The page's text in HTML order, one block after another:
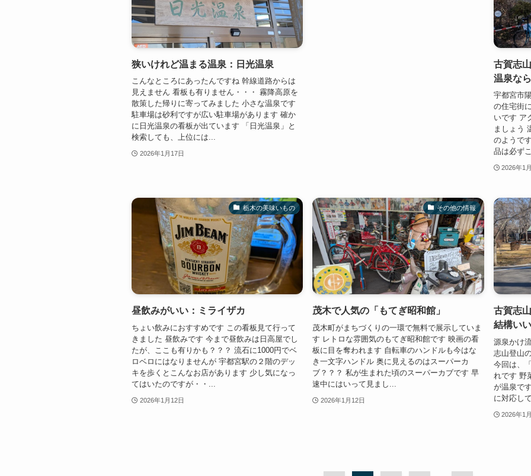
狭いけれど温まる温泉：日光温泉
こんなところにあったんですね 幹線道路からは
見えません 看板も有りません・・・ 霧降高原を
散策した帰りに寄ってみました 小さな温泉です
駐車場は砂利ですが広い駐車場があります 確か
に日光温泉の看板が出ています 「日光温泉」と
検索しても、上位には...
2026年1月17日
古賀志
温泉な
宇都宮市
の住宅街
いです ア
ましょう
のようで
品は必ず
2026年1
栃木の美味いもの
昼飲みがいい：ミライザカ
ちょい飲みにおすすめです この看板見て行って
きました 昼飲みです 今まで昼飲みは日高屋でし
たが、ここも有りかも？？？ 流石に1000円でベ
ロベロにはなりませんが 宇都宮駅の２階のデッ
キを歩くとこんなお店があります 少し気になっ
てはいたのですが・・...
2026年1月12日
その他の情報
茂木で人気の「もてぎ昭和館」
茂木町がまちづくりの一環で無料で展示していま
す レトロな雰囲気のもてぎ昭和館です 映画の看
板に目を奪われます 自転車のハンドルも今はな
き一文字ハンドル 奥に見えるのはスーパーカ
ブ？？？ 私が生まれた頃のスーパーカブです 早
速中にはいって見まし...
2026年1月12日
古賀志
結構い
源泉かけ
志山登山
今回は、
れです 野
が温泉で
に対応し
2026年1